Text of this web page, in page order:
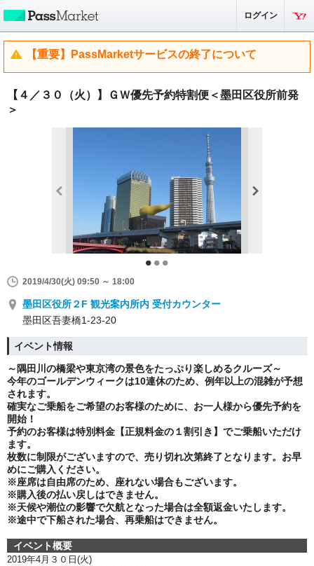
ログイン
【重要】PassMarketサービスの終了について
【４／３０（火）】ＧＷ優先予約特割便＜墨田区役所前発
＞
2019/4/30(火) 09:50 ～ 18:00
墨田区役所２F 観光案内所内 受付カウンター
墨田区吾妻橋1-23-20
イベント情報
～隅田川の橋梁や東京湾の景色をたっぷり楽しめるクルーズ～
今年のゴールデンウィークは10連休のため、例年以上の混雑が予想
されます。
確実なご乗船をご希望のお客様のために、お一人様から優先予約を
開始！
予約のお客様は特別料金【正規料金の１割引き】でご乗船いただけ
ます。
枚数に制限がございますので、売り切れ次第終了となります。お早
めにご購入ください。
※座席は自由席のため、座れない場合もございます。
※購入後の払い戻しはできません。
※天候や潮位の影響で欠航となった場合は全額返金いたします。
※途中で下船された場合、再乗船はできません。
イベント概要
2019年4月３０ 日(火)